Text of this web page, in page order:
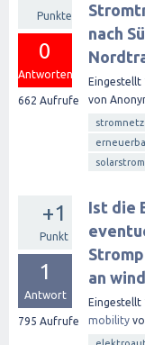
Punkte
0
Antworten
662 Aufrufe
nach
Eingestellt
von
stromnetz
solarstrom
+1
Punkt
1
Antwort
795 Aufrufe
Ist die
an
Eingestellt
mobility